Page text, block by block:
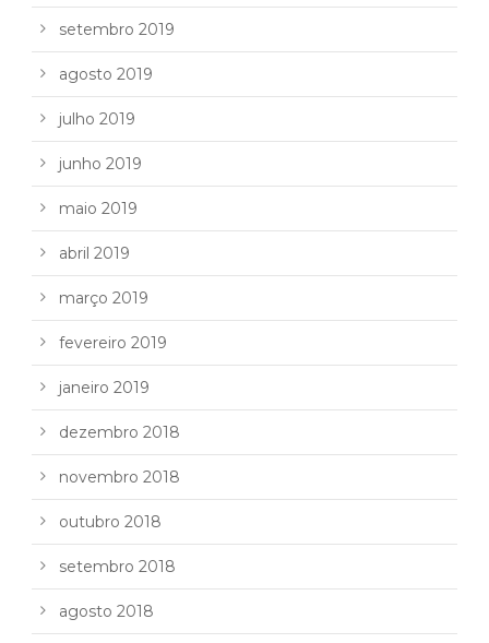
setembro 2019
agosto 2019
julho 2019
junho 2019
maio 2019
abril 2019
março 2019
fevereiro 2019
janeiro 2019
dezembro 2018
novembro 2018
outubro 2018
setembro 2018
agosto 2018